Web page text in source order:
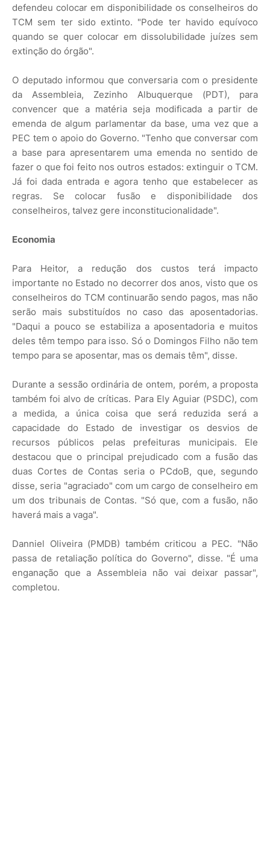
defendeu colocar em disponibilidade os conselheiros do
TCM sem ter sido extinto. "Pode ter havido equívoco
quando se quer colocar em dissolubilidade juízes sem
extinção do órgão".
O deputado informou que conversaria com o presidente
da Assembleia, Zezinho Albuquerque (PDT), para
convencer que a matéria seja modificada a partir de
emenda de algum parlamentar da base, uma vez que a
PEC tem o apoio do Governo. "Tenho que conversar com
a base para apresentarem uma emenda no sentido de
fazer o que foi feito nos outros estados: extinguir o TCM.
Já foi dada entrada e agora tenho que estabelecer as
regras. Se colocar fusão e disponibilidade dos
conselheiros, talvez gere inconstitucionalidade".
Economia
Para Heitor, a redução dos custos terá impacto
importante no Estado no decorrer dos anos, visto que os
conselheiros do TCM continuarão sendo pagos, mas não
serão mais substituídos no caso das aposentadorias.
"Daqui a pouco se estabiliza a aposentadoria e muitos
deles têm tempo para isso. Só o Domingos Filho não tem
tempo para se aposentar, mas os demais têm", disse.
Durante a sessão ordinária de ontem, porém, a proposta
também foi alvo de críticas. Para Ely Aguiar (PSDC), com
a medida, a única coisa que será reduzida será a
capacidade do Estado de investigar os desvios de
recursos públicos pelas prefeituras municipais. Ele
destacou que o principal prejudicado com a fusão das
duas Cortes de Contas seria o PCdoB, que, segundo
disse, seria "agraciado" com um cargo de conselheiro em
um dos tribunais de Contas. "Só que, com a fusão, não
haverá mais a vaga".
Danniel Oliveira (PMDB) também criticou a PEC. "Não
passa de retaliação política do Governo", disse. "É uma
enganação que a Assembleia não vai deixar passar",
completou.